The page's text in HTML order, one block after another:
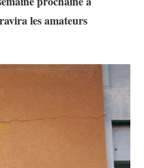
les amateurs